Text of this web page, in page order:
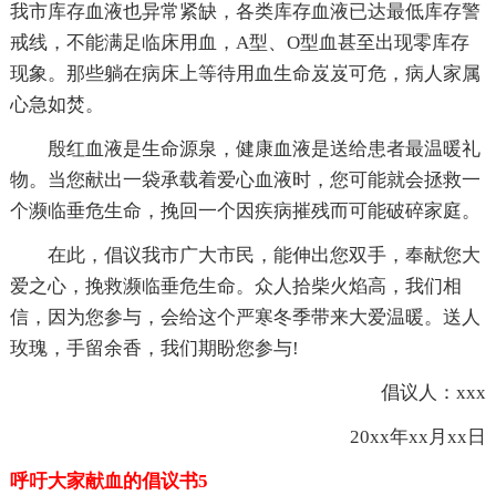
我市库存血液也异常紧缺，各类库存血液已达最低库存警
戒线，不能满足临床用血，A型、O型血甚至出现零库存
现象。那些躺在病床上等待用血生命岌岌可危，病人家属
心急如焚。
殷红血液是生命源泉，健康血液是送给患者最温暖礼
物。当您献出一袋承载着爱心血液时，您可能就会拯救一
个濒临垂危生命，挽回一个因疾病摧残而可能破碎家庭。
在此，倡议我市广大市民，能伸出您双手，奉献您大
爱之心，挽救濒临垂危生命。众人拾柴火焰高，我们相
信，因为您参与，会给这个严寒冬季带来大爱温暖。送人
玫瑰，手留余香，我们期盼您参与!
倡议人：xxx
20xx年xx月xx日
呼吁大家献血的倡议书5